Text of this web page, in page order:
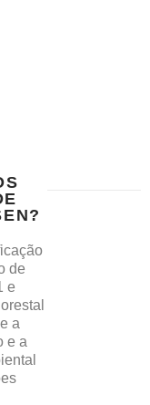
de
e
a
e a